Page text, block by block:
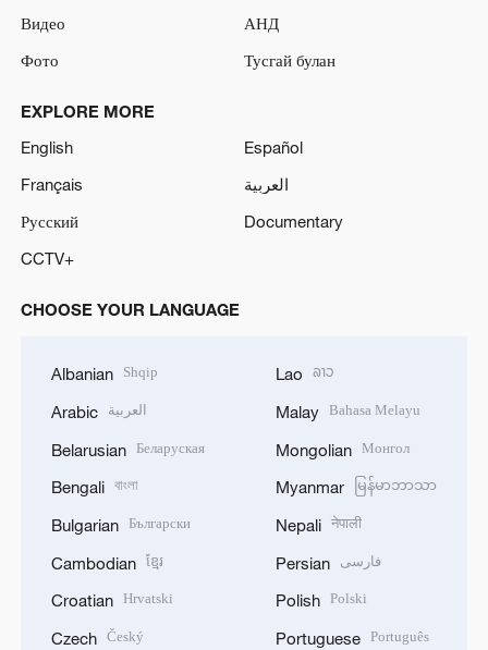
Видео
АНД
Фото
Тусгай булан
EXPLORE MORE
English
Español
Français
العربية
Русский
Documentary
CCTV+
CHOOSE YOUR LANGUAGE
Albanian Shqip
Arabic العربية
Belarusian Беларуская
Bengali বাংলা
Bulgarian Български
Cambodian ខ្មែរ
Croatian Hrvatski
Czech Český
Lao ລາວ
Malay Bahasa Melayu
Mongolian Монгол
Myanmar မြန်မာဘာသာ
Nepali नेपाली
Persian فارسی
Polish Polski
Portuguese Português